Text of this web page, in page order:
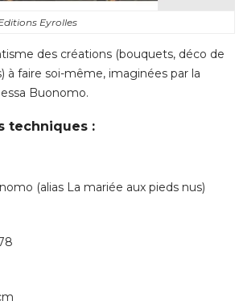
Eyrolles
des créations (bouquets, déco de
à faire soi-même, imaginées par la
Buonomo.
techniques :
(alias La mariée aux pieds nus)